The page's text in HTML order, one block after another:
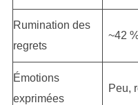
Rumination des
regrets
~42
Émotions
exprimées
Peu,